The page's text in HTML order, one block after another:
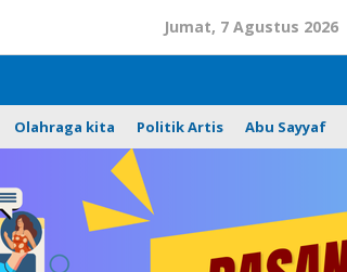
Jumat, 7 Agustus 2026
Olahraga kita Politik Artis Abu Sayyaf